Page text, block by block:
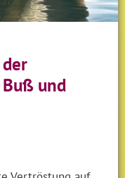
und